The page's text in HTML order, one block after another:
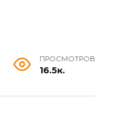
ПРОСМОТРОВ
16.5к.